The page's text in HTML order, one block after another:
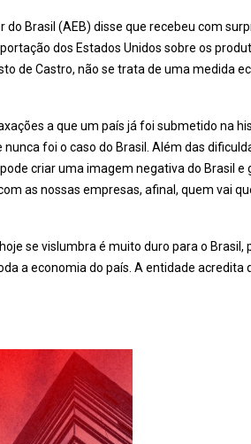
do Brasil (AEB) disse que recebeu com
dos Estados Unidos sobre os
de Castro, não se trata de uma medida
a que um país já foi submetido na
foi o caso do Brasil. Além das
criar uma imagem negativa do Brasil
as nossas empresas, afinal, quem vai
se vislumbra é muito duro para o
a economia do país. A entidade acredita